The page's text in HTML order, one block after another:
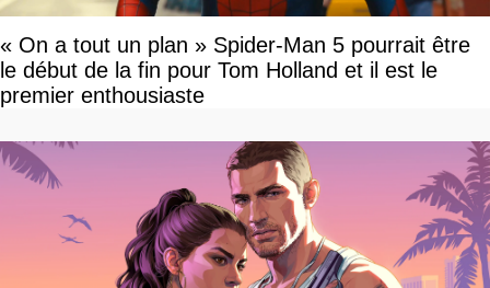
« On a tout un plan » Spider-Man 5 pourrait être
le début de la fin pour Tom Holland et il est le
premier enthousiaste